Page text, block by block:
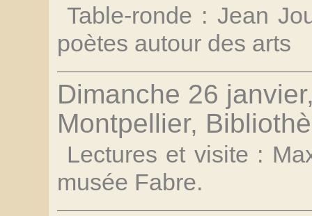
Table-ronde : Jean
poètes autour des arts
Dimanche 26
Montpellier,
Lectures et visite :
musée Fabre.